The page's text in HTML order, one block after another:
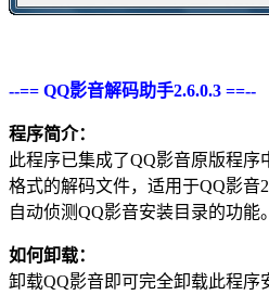
--== QQ影音解码助手2.6.0.3 ==--
程序简介：
此程序已集成了QQ影音原版程序
格式的解码文件，适用于QQ影音
自动侦测QQ影音安装目录的功能。
如何卸载：
卸载QQ影音即可完全卸载此程序